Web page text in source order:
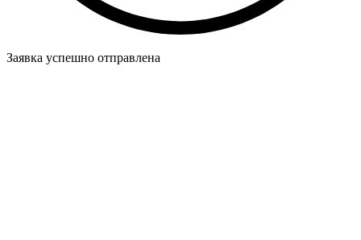
Заявка успешно отправлена